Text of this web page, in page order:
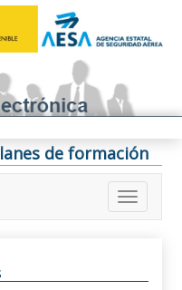
de formación